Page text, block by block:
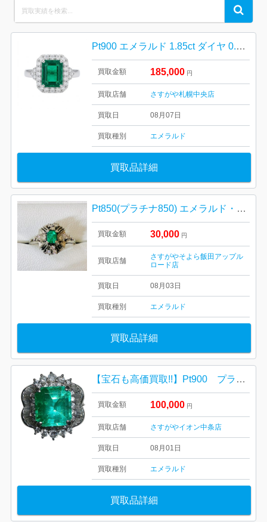
for:
Search
Pt900 エメラルド 1.85ct ダイヤ 0.72ct リング
買取金額 185,000 円
買取店舗 さすがや札幌中央店
買取日 08月07日
買取種別 エメラルド
買取品詳細
Pt850(プラチナ850) エメラルド・ダイヤモンド リング
買取金額 30,000 円
買取店舗
さすがやそよら飯田アップル
ロード店
買取日 08月03日
買取種別 エメラルド
買取品詳細
【宝石も高価買取!!】Pt900 プラチナ900 エメラルドリング
買取金額 100,000 円
買取店舗 さすがやイオン中条店
買取日 08月01日
買取種別 エメラルド
買取品詳細